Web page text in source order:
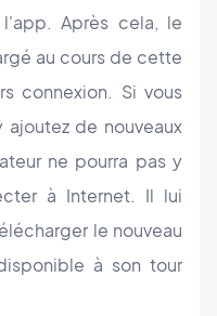
Après cela, le
au cours de cette
connexion. Si vous
de nouveaux
ne pourra pas y
à Internet. Il lui
le nouveau
à son tour